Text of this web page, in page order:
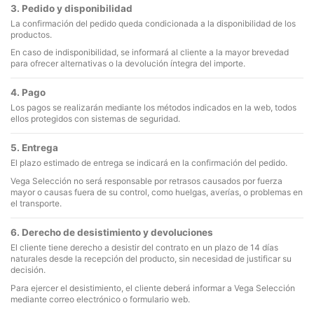
3. Pedido y disponibilidad
La confirmación del pedido queda condicionada a la disponibilidad de los
productos.
En caso de indisponibilidad, se informará al cliente a la mayor brevedad
para ofrecer alternativas o la devolución íntegra del importe.
4. Pago
Los pagos se realizarán mediante los métodos indicados en la web, todos
ellos protegidos con sistemas de seguridad.
5. Entrega
El plazo estimado de entrega se indicará en la confirmación del pedido.
Vega Selección no será responsable por retrasos causados por fuerza
mayor o causas fuera de su control, como huelgas, averías, o problemas en
el transporte.
6. Derecho de desistimiento y devoluciones
El cliente tiene derecho a desistir del contrato en un plazo de 14 días
naturales desde la recepción del producto, sin necesidad de justificar su
decisión.
Para ejercer el desistimiento, el cliente deberá informar a Vega Selección
mediante correo electrónico o formulario web.